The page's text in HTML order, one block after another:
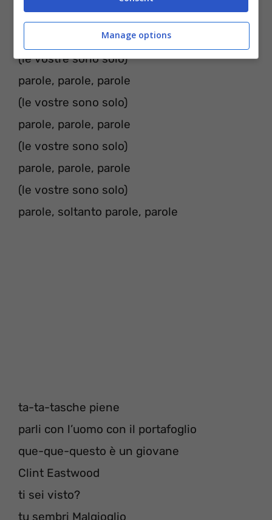
parole, parole, parole
(le vostre sono solo)
parole, parole, parole
(le vostre sono solo)
parole, parole, parole
(le vostre sono solo)
parole, parole, parole
(le vostre sono solo)
parole, soltanto parole, parole
ta-ta-tasche piene
parli con l’uomo con il portafoglio
que-que-questo è un giovane
Clint Eastwood
ti sei visto?
tu sembri Malgioglio
Manage options